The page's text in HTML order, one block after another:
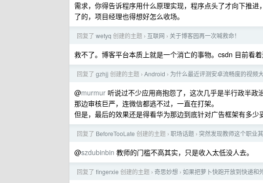
需求，你得告诉程序用什么原理实现，程序点头了才向下推
了的，项目经理也得想好怎么收场。
回复了 wetyq 创建的主题 › 互联网 › 关于博客园再一次喊救命！
救不了。博客平台本质上就是一个消亡的事物。csdn 目前看
回复了 gzhjj 创建的主题 › Android › 为什么最近评测安卓流畅度的视频
@murmur 听说过不少应用商抱怨了，这次几乎是半行政半
那边审核巨严，连微信都逃不过，一直在打架。
但是，最后的效果还是得看华为那边到底针对广告框架有多少
回复了 BeforeTooLate 创建的主题 › 职场话题 › 突然发现教师这个职业
@szdubinbin 教师的门槛不高其实，只是收入太低没人去。
回复了 fingerxie 创建的主题 › 奇思妙想 › 如果把萝卜快跑开放到快递和